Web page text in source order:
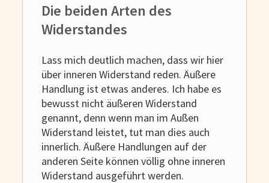
Die beiden Arten des
Widerstandes
Lass mich deutlich machen, dass wir hier
über inneren Widerstand reden. Äußere
Handlung ist etwas anderes. Ich habe es
bewusst nicht äußeren Widerstand
genannt, denn wenn man im Außen
Widerstand leistet, tut man dies auch
innerlich. Äußere Handlungen auf der
anderen Seite können völlig ohne inneren
Widerstand ausgeführt werden.